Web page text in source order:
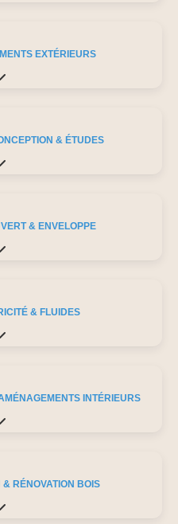
EXTÉRIEURS
sub-categories
& ÉTUDES
sub-categories
& ENVELOPPE
sub-categories
& FLUIDES
sub-categories
INTÉRIEURS
sub-categories
& RÉNOVATION BOIS
sub-categories